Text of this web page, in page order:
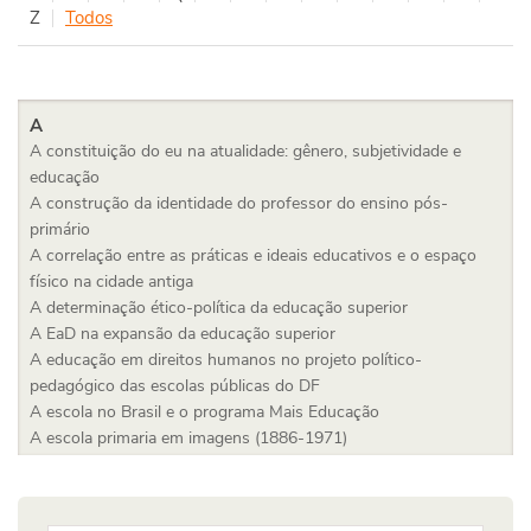
Z
Todos
A
A constituição do eu na atualidade: gênero, subjetividade e
educação
A construção da identidade do professor do ensino pós-
primário
A correlação entre as práticas e ideais educativos e o espaço
físico na cidade antiga
A determinação ético-política da educação superior
A EaD na expansão da educação superior
A educação em direitos humanos no projeto político-
pedagógico das escolas públicas do DF
A escola no Brasil e o programa Mais Educação
A escola primaria em imagens (1886-1971)